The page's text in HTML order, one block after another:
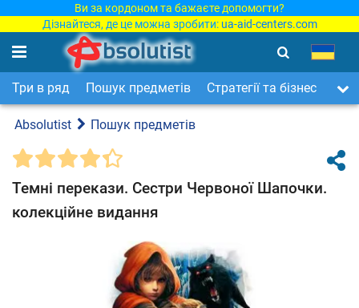
Ви за кордоном та бажаєте допомогти?
Дізнайтеся, де це можна зробити: ua-aid-centers.com
Три в ряд Пошук предметів Стратегії та бізнес
Absolutist Пошук предметів
Темні перекази. Сестри Червоної Шапочки.
колекційне видання